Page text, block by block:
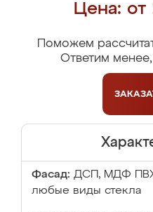
Цена:
Поможем
Ответим
Фасад: ДСП, МДФ ПВХ,
любые виды стекла